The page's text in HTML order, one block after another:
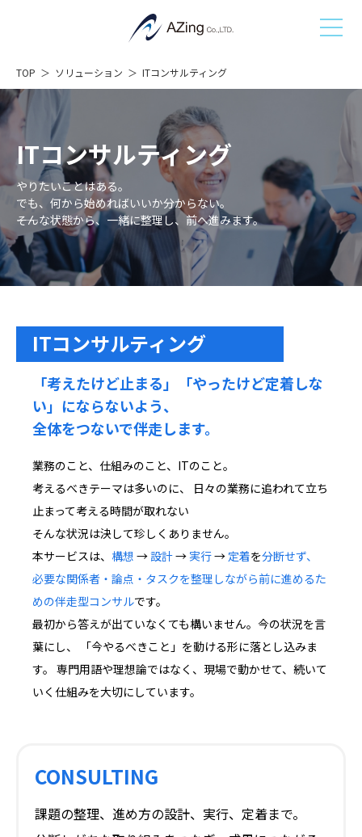
TOP ソリューション ITコンサルティング
ITコンサルティング
やりたいことはある。
でも、何から始めればいいか分からない。
――そんな状態から、一緒に整理し、前へ進みます。
ITコンサルティング
「考えたけど止まる」「やったけど定着しな
い」にならないよう、
全体をつないで伴走します。
業務のこと、仕組みのこと、ITのこと。
考えるべきテーマは多いのに、 日々の業務に追われて立ち
止まって考える時間が取れない
――そんな状況は決して珍しくありません。
本サービスは、 構想 →設計→実行→ 定着を分断せず、
必要な関係者・論点・タスクを整理しながら前に進めるた
めの伴走型コンサルです。
最初から答えが出ていなくても構いません。今の状況を言
葉にし、 「今やるべきこと」を動ける形に落とし込みま
す。 専門用語や理想論ではなく、現場で動かせて、続いて
いく仕組みを大切にしています。
CONSULTING
課題の整理、進め方の設計、実行、定着まで。